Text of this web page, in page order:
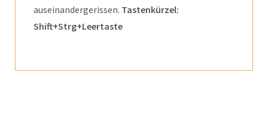
auseinandergerissen. Tastenkürzel:
Shift+Strg+Leertaste